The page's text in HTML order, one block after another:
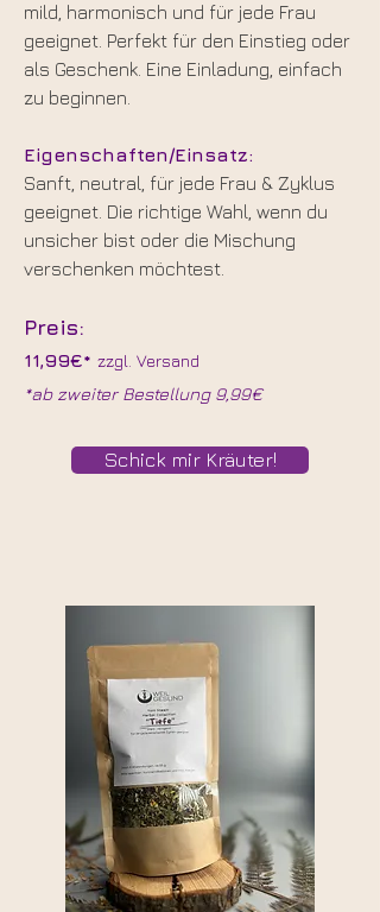
mild, harmonisch und für jede Frau
geeignet. Perfekt für den Einstieg oder
als Geschenk. Eine Einladung, einfach
zu beginnen.
Eigenschaften/Einsatz:
Sanft, neutral, für jede Frau & Zyklus
geeignet. Die richtige Wahl, wenn du
unsicher bist oder die Mischung
verschenken möchtest.
Preis:
11,99€* zzgl. Versand
*ab zweiter Bestellung 9,99€
Schick mir Kräuter!